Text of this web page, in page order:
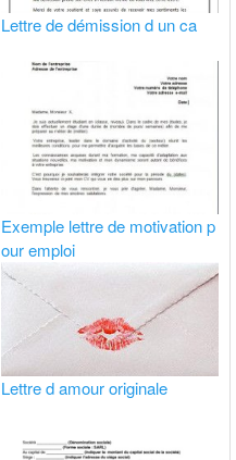
Lettre de démission d un ca
Exemple lettre de motivation p
our emploi
Lettre d amour originale